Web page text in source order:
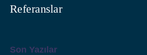
Referanslar
Son Yazılar